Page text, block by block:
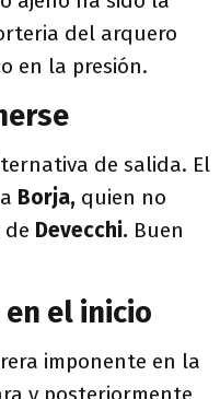
del arquero
en la presión.
de salida. El
Borja, quien no
de Devecchi. Buen
en el inicio
imponente en la